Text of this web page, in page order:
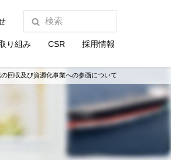
り組み CSR 採用情報
回収及び資源化事業への参画について